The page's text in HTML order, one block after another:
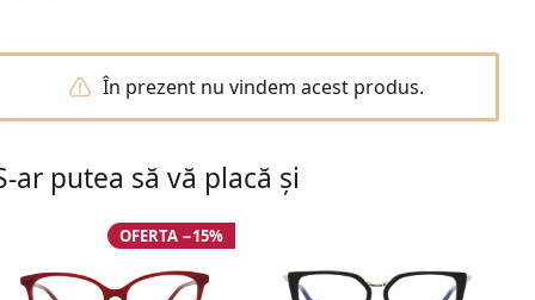
În prezent nu vindem acest produs.
ar putea să vă placă și
OFERTA −15%